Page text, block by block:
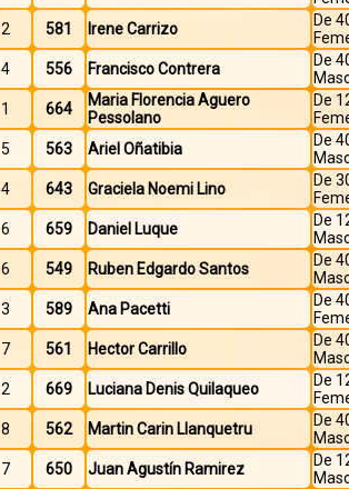
2 581 Irene Carrizo
De
4 556 Francisco Contrera
De
1 664
Maria Florencia Aguero
Pessolano
De
5 563 Ariel Oñatibia
De
4 643 Graciela Noemi Lino
De
6 659 Daniel Luque
De
6 549 Ruben Edgardo Santos
De
3 589 Ana Pacetti
De
7 561 Hector Carrillo
De
2 669 Luciana Denis Quilaqueo
De
8 562 Martin Carin Llanquetru
De
7 650 Juan Agustín Ramirez
De